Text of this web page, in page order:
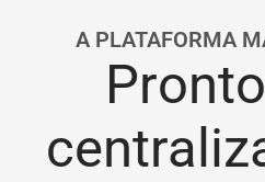
A PLATAFORMA